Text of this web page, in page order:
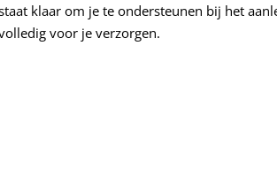
klaar om je te ondersteunen bij het
voor je verzorgen.​